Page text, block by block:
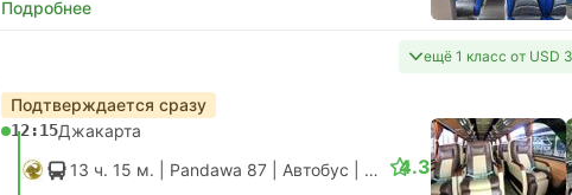
Подробнее
ещё 1 класс от USD
Подтверждается сразу
12:15Джакарта
13 ч. 15 м. | Pandawa 87 Автобус Люкс4.3